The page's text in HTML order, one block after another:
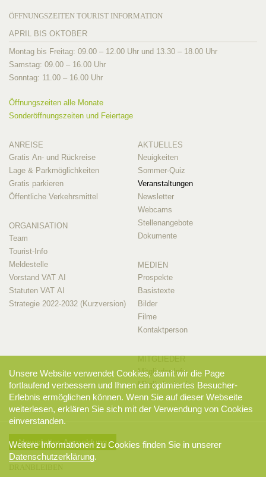
ÖFFNUNGSZEITEN TOURIST INFORMATION
APRIL BIS OKTOBER
Montag bis Freitag: 09.00 – 12.00 Uhr und 13.30 – 18.00 Uhr
Samstag: 09.00 – 16.00 Uhr
Sonntag: 11.00 – 16.00 Uhr
Öffnungszeiten alle Monate
Sonderöffnungszeiten und Feiertage
ANREISE
Gratis An- und Rückreise
Lage & Parkmöglichkeiten
Gratis parkieren
Öffentliche Verkehrsmittel
ORGANISATION
Team
Tourist-Info
Meldestelle
Vorstand VAT AI
Statuten VAT AI
Strategie 2022-2032 (Kurzversion)
AKTUELLES
Neuigkeiten
Sommer-Quiz
Veranstaltungen
Newsletter
Webcams
Stellenangebote
Dokumente
MEDIEN
Prospekte
Basistexte
Bilder
Filme
Kontaktperson
Mitglieder-Info
Mitglieder-Login
Newsletter-Anmeldung
Unsere Website verwendet Cookies, damit wir die Page
fortlaufend verbessern und Ihnen ein optimiertes Besucher-
Erlebnis ermöglichen können. Wenn Sie auf dieser Webseite
weiterlesen, erklären Sie sich mit der Verwendung von Cookies
einverstanden.
Weitere Informationen zu Cookies finden Sie in unserer
Datenschutzerklärung.